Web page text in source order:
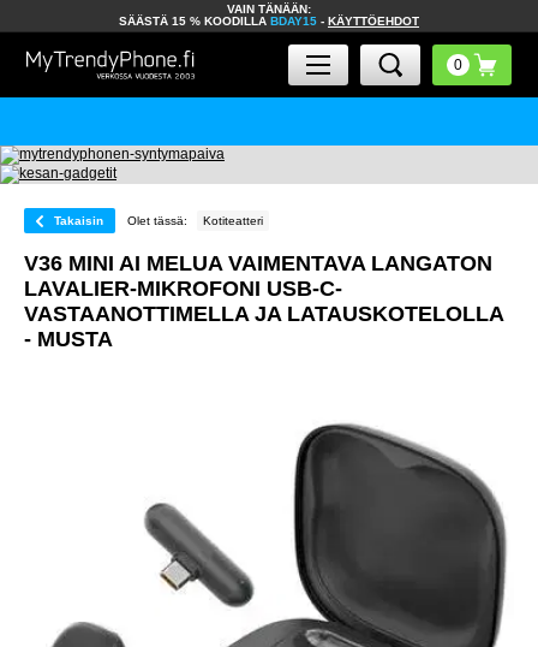
VAIN TÄNÄÄN:
SÄÄSTÄ 15 % KOODILLA BDAY15 - KÄYTTÖEHDOT
Takaisin Olet tässä: Kotiteatteri
V36 MINI AI MELUA VAIMENTAVA LANGATON
LAVALIER-MIKROFONI USB-C-
VASTAANOTTIMELLA JA LATAUSKOTELOLLA
- MUSTA